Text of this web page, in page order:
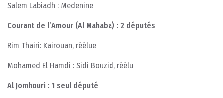
Salem Labiadh : Medenine
Courant de l’Amour (Al Mahaba) : 2 députés
Rim Thairi: Kairouan, réélue
Mohamed El Hamdi : Sidi Bouzid, réélu
Al Jomhouri : 1 seul député